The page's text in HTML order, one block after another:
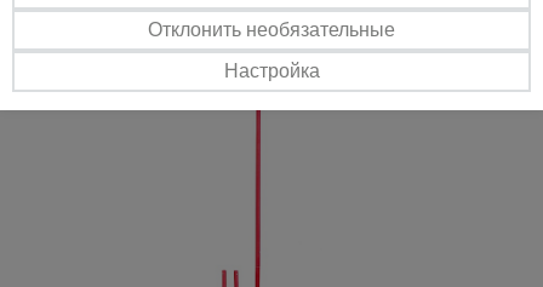
Жёсткость и долговечность
Алюминиевый профиль высокой жёсткости не прогибается даже
при интенсивной работе.
Отклонить необязательные
Настройка